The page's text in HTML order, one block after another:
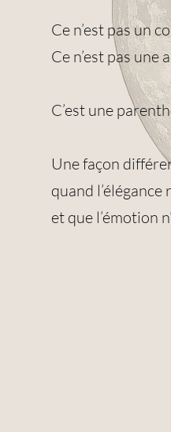
Ce n’est pas un
Ce n’est pas une
C’est une
Une façon
quand l’élégance
et que l’émotion